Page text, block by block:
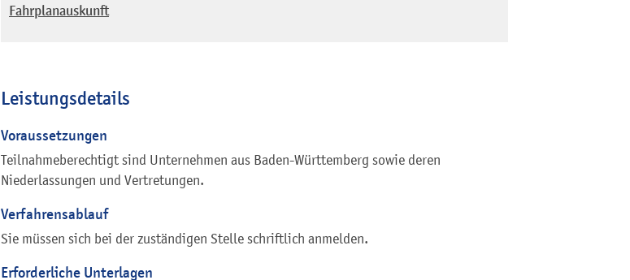
Fahrplanauskunft
Leistungsdetails
Voraussetzungen
Teilnahmeberechtigt sind Unternehmen aus Baden-Württemberg sowie deren
Niederlassungen und Vertretungen.
Verfahrensablauf
Sie müssen sich bei der zuständigen Stelle schriftlich anmelden.
Erforderliche Unterlagen